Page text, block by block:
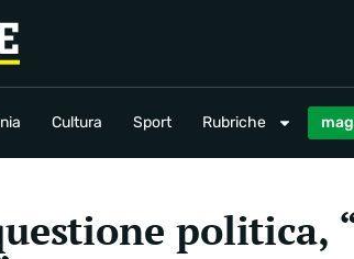
Cultura Sport Rubriche
Rubriche
politica,